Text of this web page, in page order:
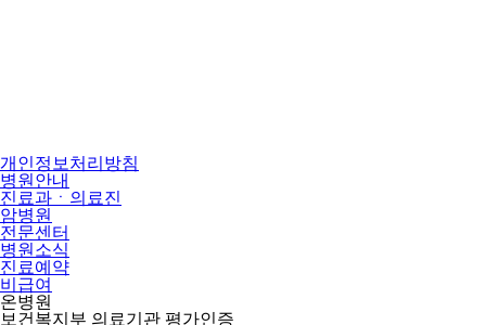
개인정보처리방침
병원안내
진료과ㆍ의료진
암병원
전문센터
병원소식
진료예약
비급여
온병원
보건복지부 의료기관 평가인증